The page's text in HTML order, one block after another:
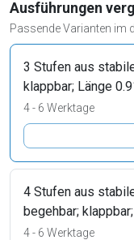
Ausführungen
Passende Varianten im
3 Stufen aus
klappbar; Länge
4 - 6 Werktage
4 Stufen aus
begehbar;
4 - 6 Werktage